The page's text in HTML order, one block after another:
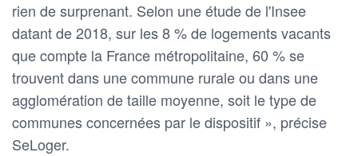
rien de surprenant. Selon une étude de l'Insee
datant de 2018, sur les 8 % de logements vacants
que compte la France métropolitaine, 60 % se
trouvent dans une commune rurale ou dans une
agglomération de taille moyenne, soit le type de
communes concernées par le dispositif », précise
SeLoger.